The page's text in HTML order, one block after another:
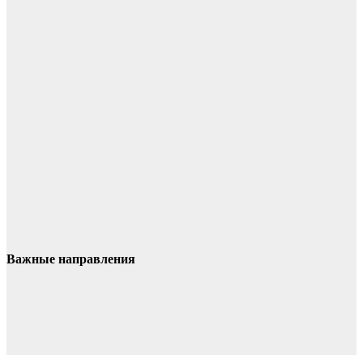
Важные направления